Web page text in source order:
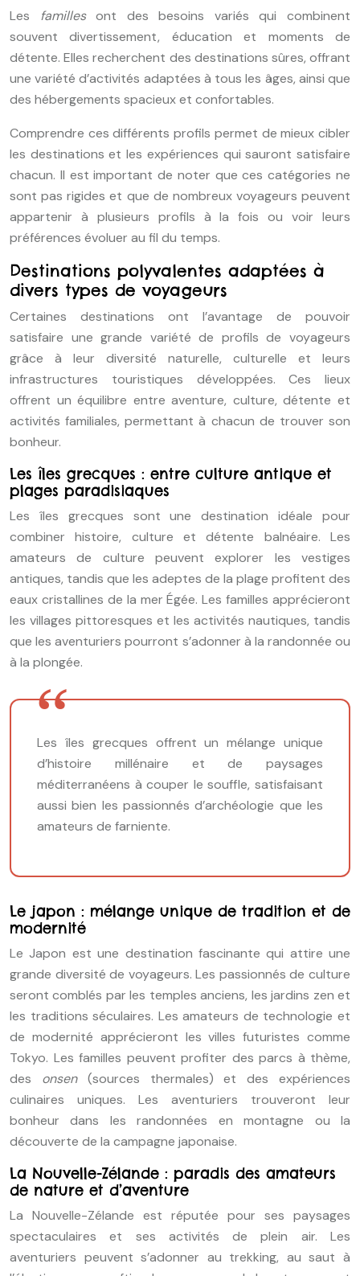
Les famillesont des besoins variés qui combinent
souvent divertissement, éducation et moments de
détente. Elles recherchent des destinations sûres, offrant
une variété d’activités adaptées à tous les âges, ainsi que
des hébergements spacieux et confortables.
Comprendre ces différents profils permet de mieux cibler
les destinations et les expériences qui sauront satisfaire
chacun. Il est important de noter que ces catégories ne
sont pas rigides et que de nombreux voyageurs peuvent
appartenir à plusieurs profils à la fois ou voir leurs
préférences évoluer au fil du temps.
Destinations polyvalentes adaptées à
divers types de voyageurs
Certaines destinations ont l’avantage de pouvoir
satisfaire une grande variété de profils de voyageurs
grâce à leur diversité naturelle, culturelle et leurs
infrastructures touristiques développées. Ces lieux
offrent un équilibre entre aventure, culture, détente et
activités familiales, permettant à chacun de trouver son
bonheur.
Les îles grecques : entre culture antique et
plages paradisiaques
Les îles grecques sont une destination idéale pour
combiner histoire, culture et détente balnéaire. Les
amateurs de culture peuvent explorer les vestiges
antiques, tandis que les adeptes de la plage profitent des
eaux cristallines de la mer Égée. Les familles apprécieront
les villages pittoresques et les activités nautiques, tandis
que les aventuriers pourront s’adonner à la randonnée ou
à la plongée.
Les îles grecques offrent un mélange unique
d’histoire millénaire et de paysages
méditerranéens à couper le souffle, satisfaisant
aussi bien les passionnés d’archéologie que les
amateurs de farniente.
Le japon : mélange unique de tradition et de
modernité
Le Japon est une destination fascinante qui attire une
grande diversité de voyageurs. Les passionnés de culture
seront comblés par les temples anciens, les jardins zen et
les traditions séculaires. Les amateurs de technologie et
de modernité apprécieront les villes futuristes comme
Tokyo. Les familles peuvent profiter des parcs à thème,
des onsen (sources thermales) et des expériences
culinaires uniques. Les aventuriers trouveront leur
bonheur dans les randonnées en montagne ou la
découverte de la campagne japonaise.
La Nouvelle-Zélande : paradis des amateurs
de nature et d’aventure
La Nouvelle-Zélande est réputée pour ses paysages
spectaculaires et ses activités de plein air. Les
aventuriers peuvent s’adonner au trekking, au saut à